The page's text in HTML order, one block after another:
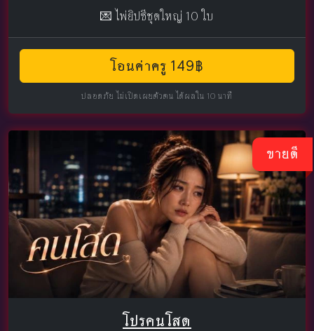
💌 ไพ่ยิปซีชุดใหญ่ 10 ใบ
โอนค่าครู 149฿
ปลอดภัย ไม่เปิดเผยตัวตน ได้ผลใน 10 นาที
ขายดี
โปรคนโสด